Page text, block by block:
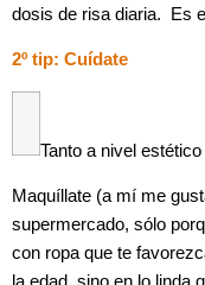
dosis de risa diaria. Es
2º tip: Cuídate
Tanto a nivel
Maquíllate (a mí me
supermercado, sólo
con ropa que te